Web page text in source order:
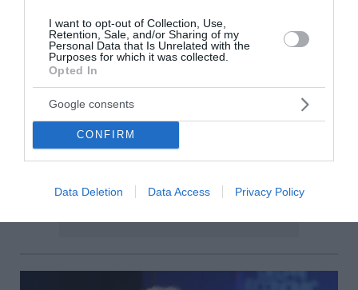
I want to opt-out of Collection, Use,
Retention, Sale, and/or Sharing of my
Personal Data that Is Unrelated with the
Purposes for which it was collected.
Opted In
Google consents
CONFIRM
Data Deletion Data Access Privacy Policy